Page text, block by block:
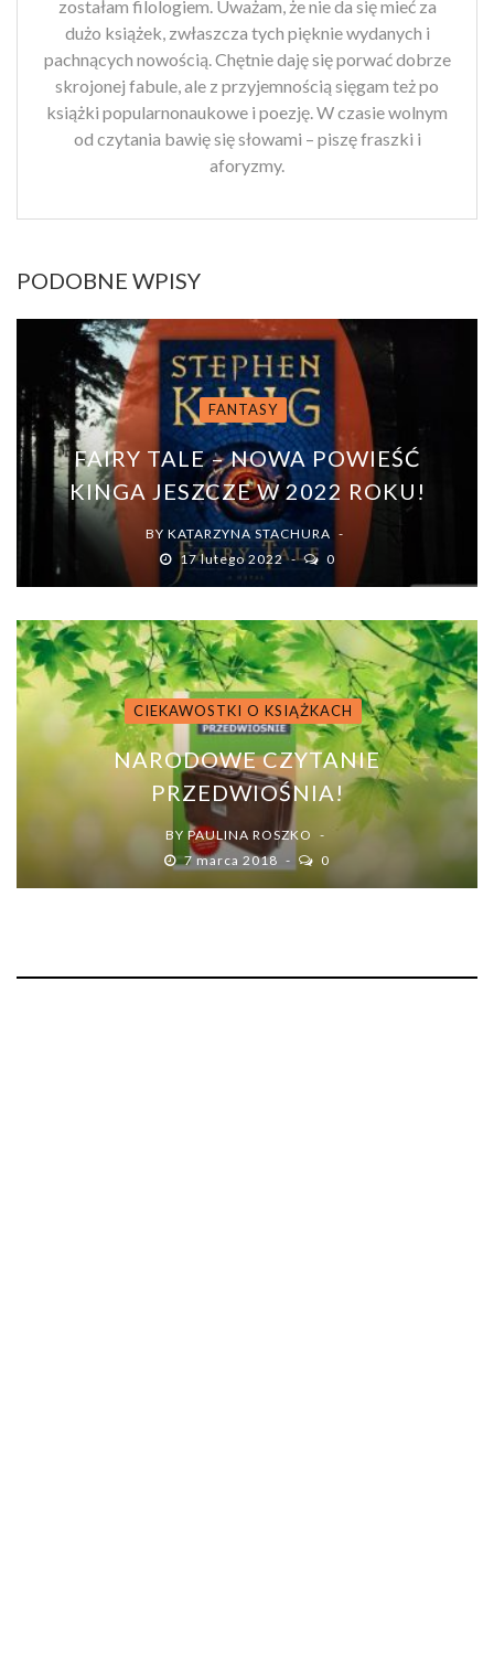
zostałam filologiem. Uważam, że nie da się mieć za
dużo książek, zwłaszcza tych pięknie wydanych i
pachnących nowością. Chętnie daję się porwać dobrze
skrojonej fabule, ale z przyjemnością sięgam też po
książki popularnonaukowe i poezję. W czasie wolnym
od czytania bawię się słowami – piszę fraszki i
aforyzmy.
PODOBNE WPISY
FANTASY
FAIRY TALE – NOWA POWIEŚĆ
KINGA JESZCZE W 2022 ROKU!
BY KATARZYNA STACHURA
17 lutego 2022
0
CIEKAWOSTKI O KSIĄŻKACH
NARODOWE CZYTANIE
PRZEDWIOŚNIA!
BY PAULINA ROSZKO
7 marca 2018
0